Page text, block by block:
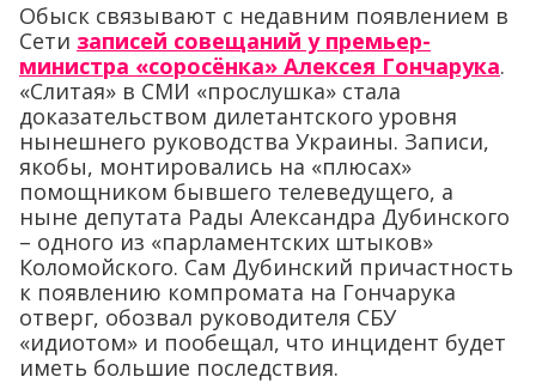
Обыск связывают с недавним появлением в
Сети записей совещаний у премьер-
министра «соросёнка» Алексея Гончарука.
«Слитая» в СМИ «прослушка» стала
доказательством дилетантского уровня
нынешнего руководства Украины. Записи,
якобы, монтировались на «плюсах»
помощником бывшего телеведущего, а
ныне депутата Рады Александра Дубинского
– одного из «парламентских штыков»
Коломойского. Сам Дубинский причастность
к появлению компромата на Гончарука
отверг, обозвал руководителя СБУ
«идиотом» и пообещал, что инцидент будет
иметь большие последствия.